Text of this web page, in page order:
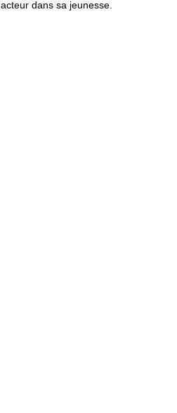
acteur dans sa jeunesse.